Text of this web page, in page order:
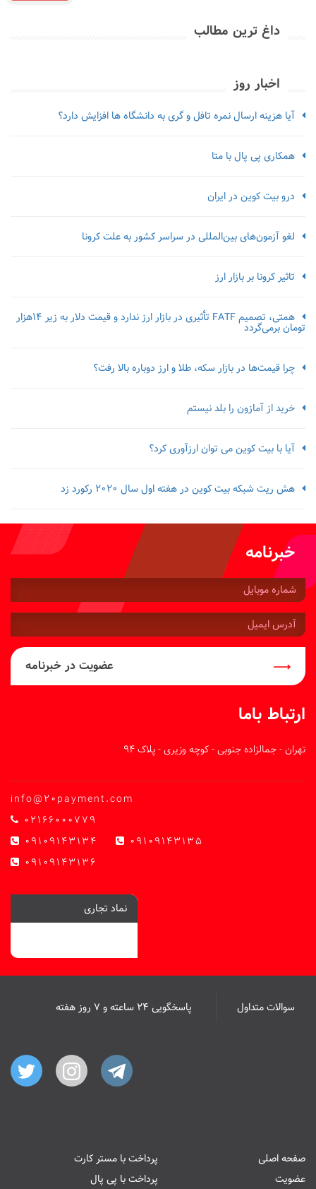
داغ ترین مطالب
اخبار روز
آیا هزینه ارسال نمره تافل و گری به دانشگاه ها افزایش دارد؟
همکاری پی پال با متا
درو بیت کوین در ایران
لغو آزمون‌‌های بین‌المللی در سراسر کشور به علت کرونا
تاثیر کرونا بر بازار ارز
همتی، تصمیم FATF تأثیری در بازار ارز ندارد و قیمت دلار به زیر ۱۴هزار
تومان برمی‌گردد
چرا قیمت‌ها در بازار سکه، طلا و ارز دوباره بالا رفت؟
خرید از آمازون را بلد نیستم
آیا با بیت کوین می توان ارزآوری کرد؟
هش ریت شبکه بیت کوین در هفته اول سال 2020 رکورد زد
خبرنامه
شماره
موبایل:
آدرس
ایمیل:
عضویت در خبرنامه
ارتباط باما
تهران - جمالزاده جنوبی - کوچه وزیری - پلاک 94
info@20payment.com
02166000779
09109143134
09109143135
09109143136
نماد تجاری
سوالات متداول پاسخگویی ۲۴ ساعته و ۷ روز هفته
صفحه اصلی
عضویت
پرداخت با مستر کارت
پرداخت با پی پال